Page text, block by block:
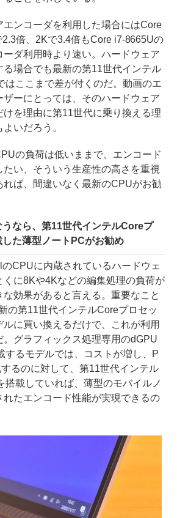
エンコーダを利用した場合にはCore
倍、2Kで3.4倍もCore i7-8665Uの
ダ利用時より速い。ハードウェア
る場合でも最新の第11世代インテル
はここまで差が付くのだ。動画のエ
ザーにとっては、そのハードウェア
けを理由に第11世代に乗り換える理
いだろう。
の負荷は低いままで、エンコード
たい、そういう生産性の高さを重視
れば、間違いなく最新のCPUがお勧
なら、第11世代インテルCoreプ
した薄型ノートPCがお勧め
CPUに内蔵されているハードウェ
くに8Kや4Kなどの編集処理の負荷が
効果があると言える。重要なこと
の第11世代インテルCoreプロセッ
に買い換えるだけで、これが利用
。グラフィックス処理専用のdGPU
するモデルでは、コストが増し、P
るのに対して、第11世代インテル
搭載していれば、薄型のモバイルノ
れたエンコード性能が実現できるの